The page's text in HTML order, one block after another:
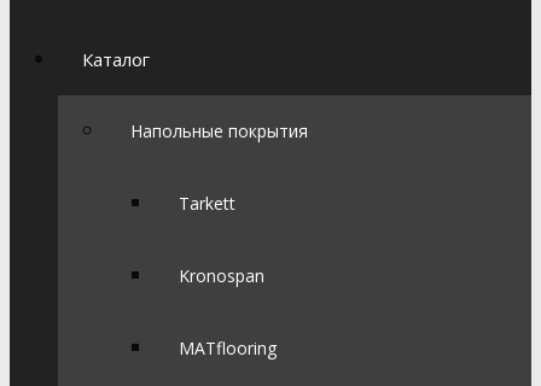
Каталог
Напольные покрытия
Tarkett
Kronospan
MATflooring